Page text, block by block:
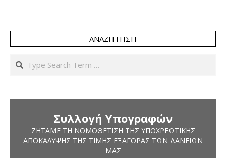
ΑΝΑΖΉΤΗΣΗ
Search
Συλλογή Υπογραφών
ΖΗΤΆΜΕ ΤΗ ΝΟΜΟΘΈΤΙΣΗ ΤΗΣ ΥΠΟΧΡΕΩΤΙΚΉΣ
ΑΠΟΚΆΛΥΨΗΣ ΤΗΣ ΤΙΜΉΣ ΕΞΑΓΟΡΆΣ ΤΩΝ ΔΑΝΕΊΩΝ
ΜΑΣ